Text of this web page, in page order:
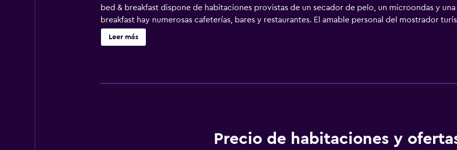
bed & breakfast dispone de habitaciones provistas de un secador de pelo, un microondas y
breakfast hay numerosas cafeterías, bares y restaurantes. El amable personal del mostrador
excursiones en Walsenburg.
Leer más
Precio de habitaciones y